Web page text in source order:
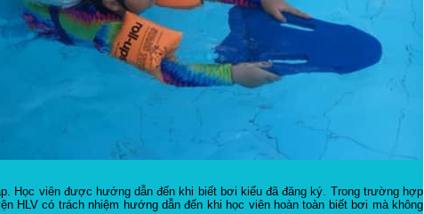
Học viên được hướng dẫn đến khi biết bơi kiểu đã đăng ký. Trong trường hợp
HLV có trách nhiệm hướng dẫn đến khi học viên hoàn toàn biết bơi mà không